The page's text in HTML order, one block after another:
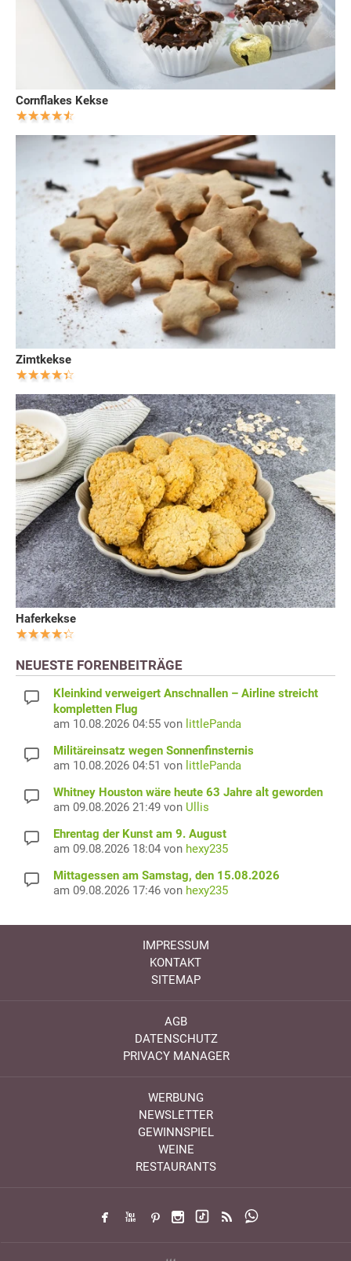
Cornflakes Kekse
Zimtkekse
Haferkekse
NEUESTE FORENBEITRÄGE
Kleinkind verweigert Anschnallen – Airline streicht
kompletten Flug
am 10.08.2026 04:55 von littlePanda
Militäreinsatz wegen Sonnenfinsternis
am 10.08.2026 04:51 von littlePanda
Whitney Houston wäre heute 63 Jahre alt geworden
am 09.08.2026 21:49 von Ullis
Ehrentag der Kunst am 9. August
am 09.08.2026 18:04 von hexy235
Mittagessen am Samstag, den 15.08.2026
am 09.08.2026 17:46 von hexy235
IMPRESSUM
KONTAKT
SITEMAP
AGB
DATENSCHUTZ
PRIVACY MANAGER
WERBUNG
NEWSLETTER
GEWINNSPIEL
WEINE
RESTAURANTS